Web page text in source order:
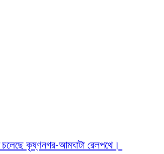
কৃষ্ণনগর-আমঘাটা রেলপথে।